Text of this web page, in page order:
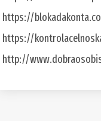
https://
https://
http://